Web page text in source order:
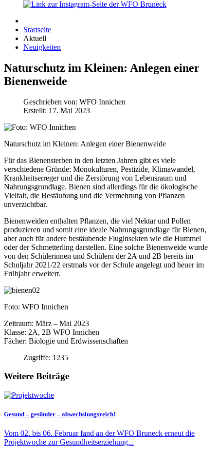
Startseite
Aktuell
Neuigkeiten
Naturschutz im Kleinen: Anlegen einer
Bienenweide
Geschrieben von: WFO Innichen
Erstellt: 17. Mai 2023
Naturschutz im Kleinen: Anlegen einer Bienenweide
Für das Bienensterben in den letzten Jahren gibt es viele
verschiedene Gründe: Monokulturen, Pestizide, Klimawandel,
Krankheitserreger und die Zerstörung von Lebensraum und
Nahrungsgrundlage. Bienen sind allerdings für die ökologische
Vielfalt, die Bestäubung und die Vermehrung von Pflanzen
unverzichtbar.
Bienenweiden enthalten Pflanzen, die viel Nektar und Pollen
produzieren und somit eine ideale Nahrungsgrundlage für Bienen,
aber auch für andere bestäubende Fluginsekten wie die Hummel
oder der Schmetterling darstellen. Eine solche Bienenweide wurde
von den Schülerinnen und Schülern der 2A und 2B bereits im
Schuljahr 2021/22 erstmals vor der Schule angelegt und heuer im
Frühjahr erweitert.
Foto: WFO Innichen
Zeitraum: März – Mai 2023
Klasse: 2A, 2B WFO Innichen
Fächer: Biologie und Erdwissenschaften
Zugriffe: 1235
Weitere Beiträge
Gesund – gesünder – abwechslungsreich!
Vom 02. bis 06. Februar fand an der WFO Bruneck erneut die
Projektwoche zur Gesundheitserziehung...